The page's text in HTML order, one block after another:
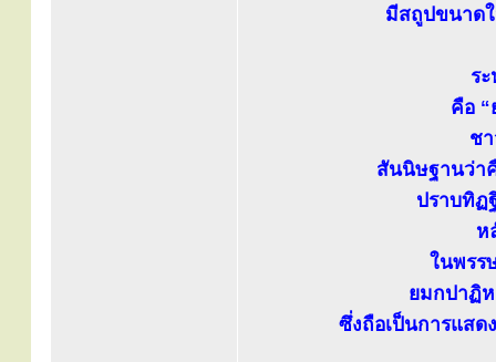
มีสถูปขนาด
ร
คือ
ช
สันนิษฐานว่า
ปราบทิฏ
ห
ในพรร
ยมกปาฏิห
ซึ่งถือเป็นการแส